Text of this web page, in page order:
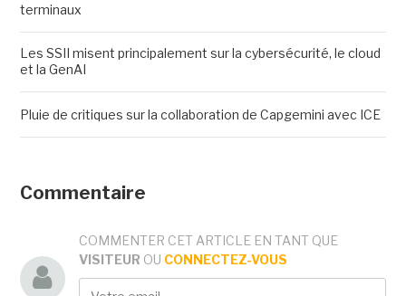
terminaux
Les SSII misent principalement sur la cybersécurité, le cloud
et la GenAI
Pluie de critiques sur la collaboration de Capgemini avec ICE
Commentaire
COMMENTER CET ARTICLE EN TANT QUE
VISITEUR OU CONNECTEZ-VOUS